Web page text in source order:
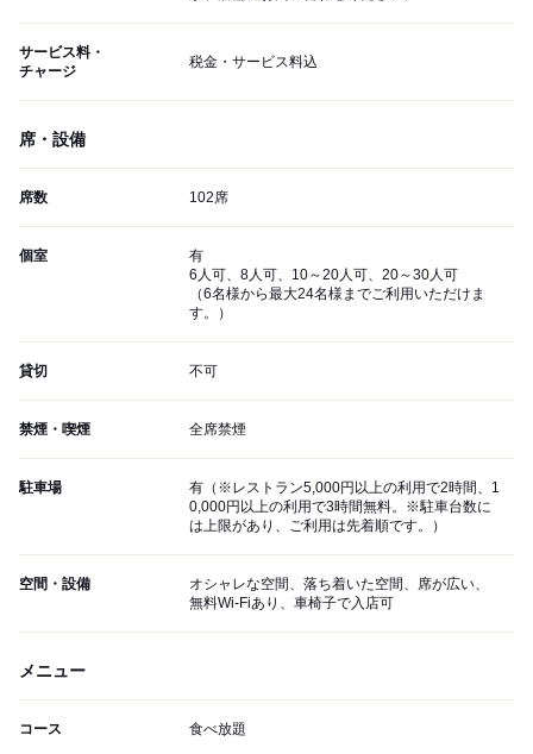
サービス料・
チャージ
税金・サービス料込
席・設備
席数 102席
個室
有
6人可、8人可、10～20人可、20～30人可
（6名様から最大24名様までご利用いただけま
す。）
貸切 不可
禁煙・喫煙 全席禁煙
駐車場
有（※レストラン5,000円以上の利用で2時間、1
0,000円以上の利用で3時間無料。※駐車台数に
は上限があり、ご利用は先着順です。）
空間・設備
オシャレな空間、落ち着いた空間、席が広い、
無料Wi-Fiあり、車椅子で入店可
メニュー
コース 食べ放題